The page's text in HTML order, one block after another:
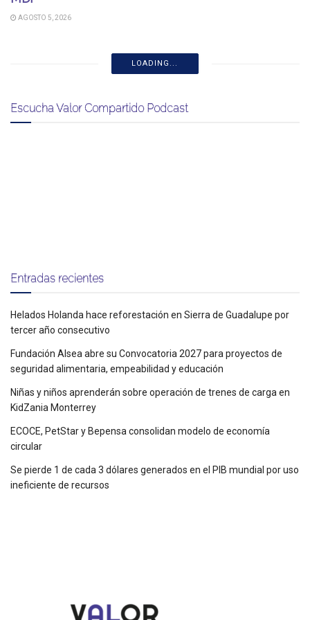
AGOSTO 5, 2026
LOADING...
Escucha Valor Compartido Podcast
Entradas recientes
Helados Holanda hace reforestación en Sierra de Guadalupe por
tercer año consecutivo
Fundación Alsea abre su Convocatoria 2027 para proyectos de
seguridad alimentaria, empeabilidad y educación
Niñas y niños aprenderán sobre operación de trenes de carga en
KidZania Monterrey
ECOCE, PetStar y Bepensa consolidan modelo de economía
circular
Se pierde 1 de cada 3 dólares generados en el PIB mundial por uso
ineficiente de recursos